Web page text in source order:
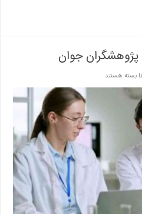
جوان
برای
مهارت‌های
ضروری
برای
پژوهشگران
جوان
بسته هستند